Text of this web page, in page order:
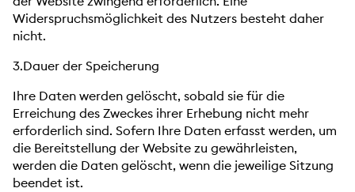
Widerspruchsmöglichkeit des Nutzers besteht daher
nicht.
3.Dauer der Speicherung
Ihre Daten werden gelöscht, sobald sie für die
Erreichung des Zweckes ihrer Erhebung nicht mehr
erforderlich sind. Sofern Ihre Daten erfasst werden, um
die Bereitstellung der Website zu gewährleisten,
werden die Daten gelöscht, wenn die jeweilige Sitzung
beendet ist.